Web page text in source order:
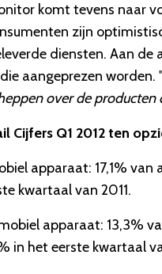
komt tevens naar
zijn
diensten. Aan
aangeprezen worden.
over de
Cijfers Q1 2012 ten
apparaat: 17,1%
kwartaal van 2011.
apparaat: 13,3%
in het eerste kwartaal